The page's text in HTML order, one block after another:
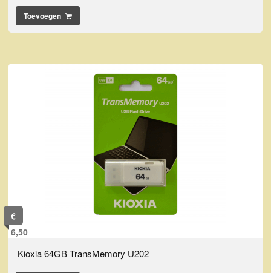
Toevoegen
€
6,50
Kioxia 64GB TransMemory U202